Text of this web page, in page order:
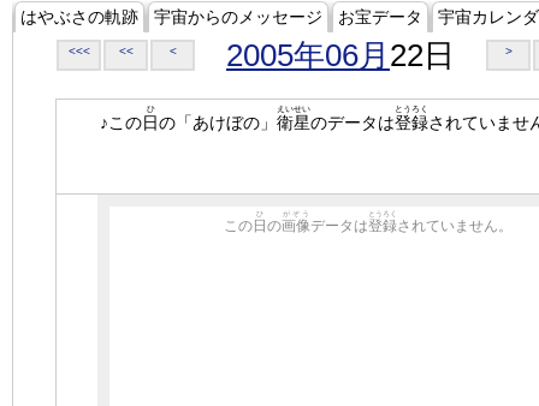
はやぶさの軌跡 宇宙からのメッセージ お宝データ 宇宙カレン
<<< << < 2005年06月 22日 >
♪この日
ひ
の「あけぼの」 衛星
えいせい
のデータは登録
とうろく
されていませ
この 日
ひ
の画像
がぞう
データは登録
とうろく
されていません。